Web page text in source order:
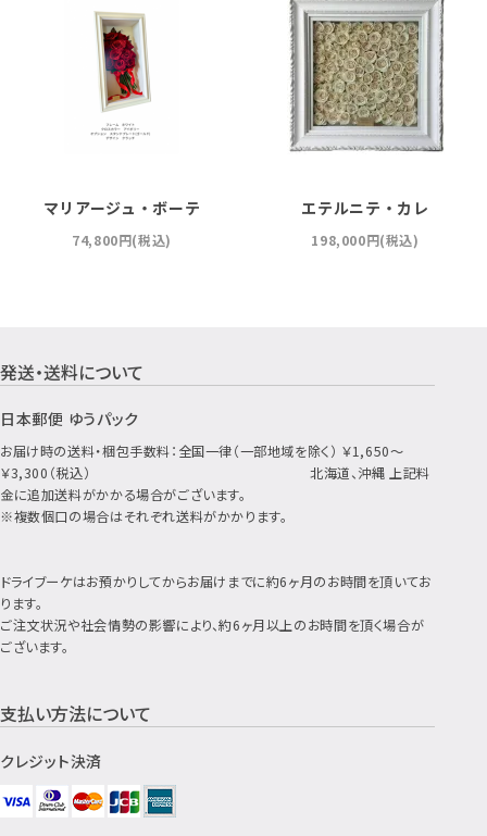
マリアージュ・ボーテ
74,800円(税込)
エテルニテ・カレ
198,000円(税込)
ショッピングガイド
発送・送料について
日本郵便 ゆうパック
お届け時の送料・梱包手数料：全国一律（一部地域を除く） ￥1,650～
￥3,300（税込） 北海道、沖縄 上記料
金に追加送料がかかる場合がございます。
※複数個口の場合はそれぞれ送料がかかります。
ドライブーケはお預かりしてからお届けまでに約6ヶ月のお時間を頂いてお
ります。
ご注文状況や社会情勢の影響により、約6ヶ月以上のお時間を頂く場合が
ございます。
支払い方法について
クレジット決済